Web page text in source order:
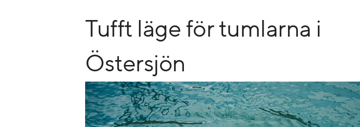
​Tufft läge för tumlarna i
Östersjön